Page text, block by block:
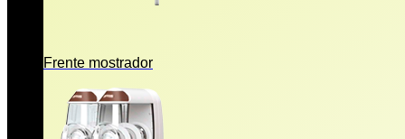
Frente mostrador